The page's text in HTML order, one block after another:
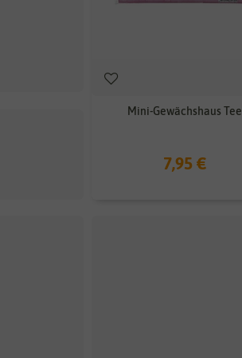
Mini-Gewächshaus Tee
7,95 €